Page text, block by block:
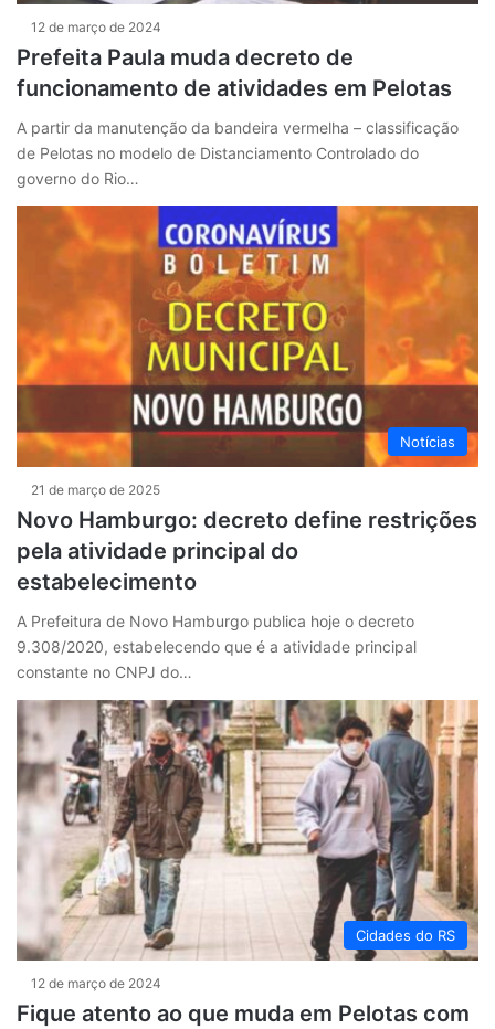
12 de março de 2024
Prefeita Paula muda decreto de
funcionamento de atividades em Pelotas
A partir da manutenção da bandeira vermelha – classificação
de Pelotas no modelo de Distanciamento Controlado do
governo do Rio…
Notícias
21 de março de 2025
Novo Hamburgo: decreto define restrições
pela atividade principal do
estabelecimento
A Prefeitura de Novo Hamburgo publica hoje o decreto
9.308/2020, estabelecendo que é a atividade principal
constante no CNPJ do…
Cidades do RS
12 de março de 2024
Fique atento ao que muda em Pelotas com